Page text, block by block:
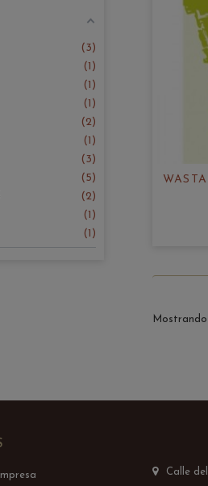
3
1
1
1
2
1
3
5
2
1
1
Mostrando
Calle